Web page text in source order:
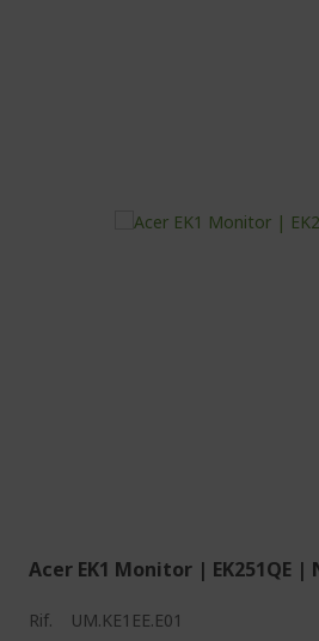
Acer EK1 Monitor | EK251QE |
Rif. UM.KE1EE.E01